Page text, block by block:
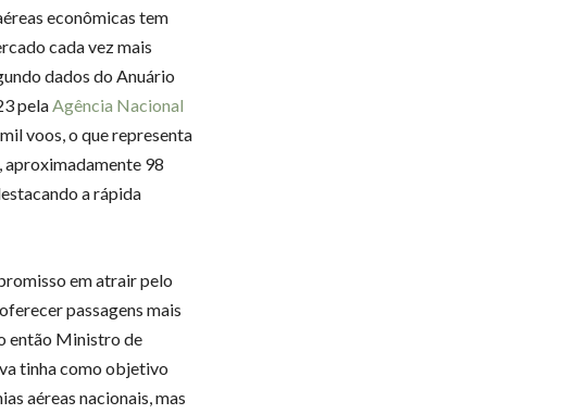
econômicas tem
cada vez mais
dados do Anuário
pelaAgência Nacional
voos, o que representa
aproximadamente 98
a rápida
em atrair pelo
passagens mais
então Ministro de
tinha como objetivo
aéreas nacionais, mas